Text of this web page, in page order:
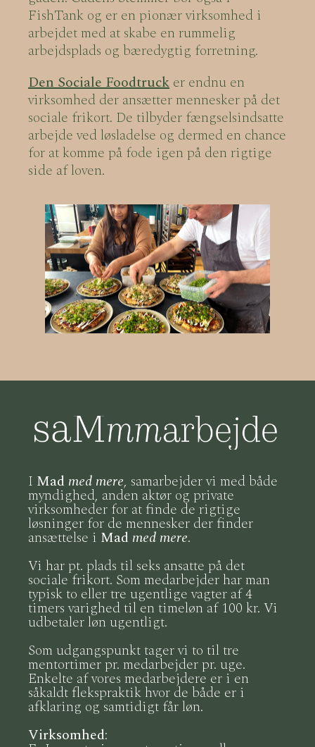
FishTank og er en pionær virksomhed i
arbejdet med at skabe en rummelig
arbejdsplads og bæredygtig forretning.
Den Sociale Foodtruck er endnu en
virksomhed der ansætter mennesker på det
sociale frikort. De tilbyder fængselsindsatte
arbejde ved løsladelse og dermed en chance
for at komme på fode igen på den rigtige
side af loven.
I Mad med mere, samarbejder vi med både
myndighed, anden aktør og private
virksomheder for at finde de rigtige
løsninger for de mennesker der finder
ansættelse i Mad med mere.
Vi har pt. plads til seks ansatte på det
sociale frikort. Som medarbejder har man
typisk to eller tre ugentlige vagter af 4
timers varighed til en timeløn af 100 kr. Vi
udbetaler løn ugentligt.
Som udgangspunkt tager vi to til tre
mentortimer pr. medarbejder pr. uge.
Enkelte af vores medarbejdere er i en
såkaldt flekspraktik hvor de både er i
afklaring og samtidigt får løn.
Virksomhed: